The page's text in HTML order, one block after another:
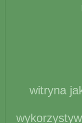
witryna